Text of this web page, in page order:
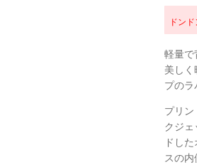
ドン
軽量で
美し
プのラ
プリン
クジ
ドし
スの